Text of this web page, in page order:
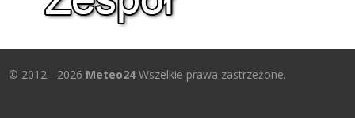
© 2012 - 2026 Meteo24Wszelkie prawa zastrzeżone.